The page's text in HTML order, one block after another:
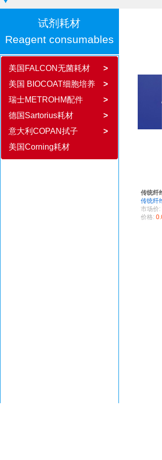
试剂耗材
Reagent consumables
传统纤
传统纤
市场价:
价格:
美国FALCON无菌耗材
>
美国 BIOCOAT细胞培养
>
瑞士METROHM配件
>
德国Sartorius耗材
>
意大利COPAN拭子
>
美国Corning耗材